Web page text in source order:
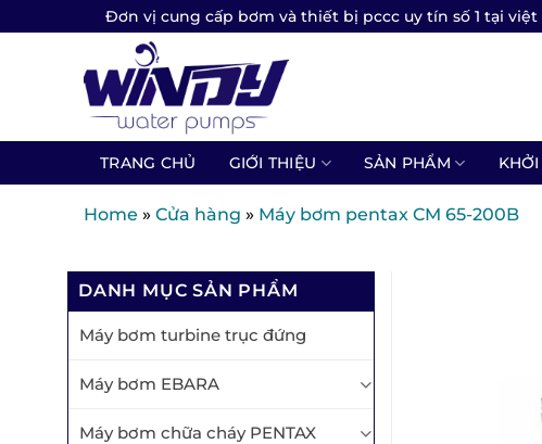
to
Đơn vị cung cấp bơm và thiết bị pccc uy tín số 1 tại việt
TRANG CHỦ GIỚI THIỆU SẢN PHẨM
Home » Cửa hàng » Máy bơm pentax CM 65-200B
DANH MỤC SẢN PHẨM
Máy bơm turbine trục đứng
Máy bơm EBARA
Máy bơm chữa cháy PENTAX